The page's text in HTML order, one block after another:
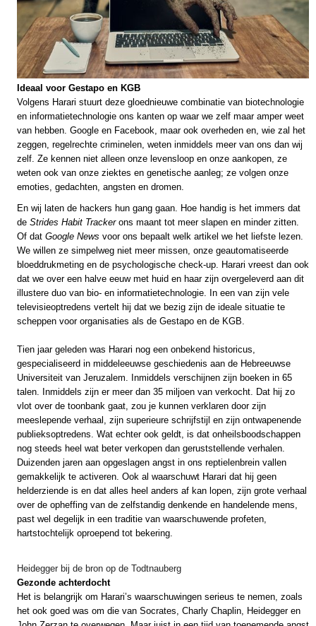
Ideaal voor Gestapo en KGB
Volgens Harari stuurt deze gloednieuwe combinatie van biotechnologie
en informatietechnologie ons kanten op waar we zelf maar amper weet
van hebben. Google en Facebook, maar ook overheden en, wie zal het
zeggen, regelrechte criminelen, weten inmiddels meer van ons dan wij
zelf. Ze kennen niet alleen onze levensloop en onze aankopen, ze
weten ook van onze ziektes en genetische aanleg; ze volgen onze
emoties, gedachten, angsten en dromen.
En wij laten de hackers hun gang gaan. Hoe handig is het immers dat
de Strides Habit Trackerons maant tot meer slapen en minder zitten.
Of dat Google News voor ons bepaalt welk artikel we het liefste lezen.
We willen ze simpelweg niet meer missen, onze geautomatiseerde
bloeddrukmeting en de psychologische check-up. Harari vreest dan ook
dat we over een halve eeuw met huid en haar zijn overgeleverd aan dit
illustere duo van bio- en informatietechnologie. In een van zijn vele
televisieoptredens vertelt hij dat we bezig zijn de ideale situatie te
scheppen voor organisaties als de Gestapo en de KGB.
Tien jaar geleden was Harari nog een onbekend historicus,
gespecialiseerd in middeleeuwse geschiedenis aan de Hebreeuwse
Universiteit van Jeruzalem. Inmiddels verschijnen zijn boeken in 65
talen. Inmiddels zijn er meer dan 35 miljoen van verkocht. Dat hij zo
vlot over de toonbank gaat, zou je kunnen verklaren door zijn
meeslepende verhaal, zijn superieure schrijfstijl en zijn ontwapenende
publieksoptredens. Wat echter ook geldt, is dat onheilsboodschappen
nog steeds heel wat beter verkopen dan geruststellende verhalen.
Duizenden jaren aan opgeslagen angst in ons reptielenbrein vallen
gemakkelijk te activeren. Ook al waarschuwt Harari dat hij geen
helderziende is en dat alles heel anders af kan lopen, zijn grote verhaal
over de opheffing van de zelfstandig denkende en handelende mens,
past wel degelijk in een traditie van waarschuwende profeten,
hartstochtelijk oproepend tot bekering.
Heidegger bij de bron op de Todtnauberg
Gezonde achterdocht
Het is belangrijk om Harari’s waarschuwingen serieus te nemen, zoals
het ook goed was om die van Socrates, Charly Chaplin, Heidegger en